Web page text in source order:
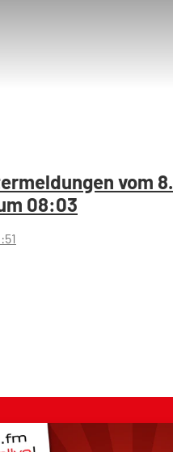
vom 8.
08:03